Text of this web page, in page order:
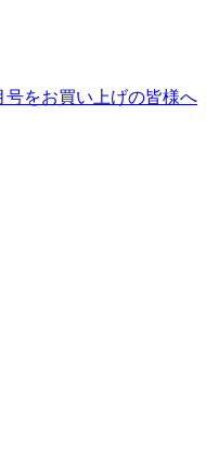
号をお買い上げの皆様へ